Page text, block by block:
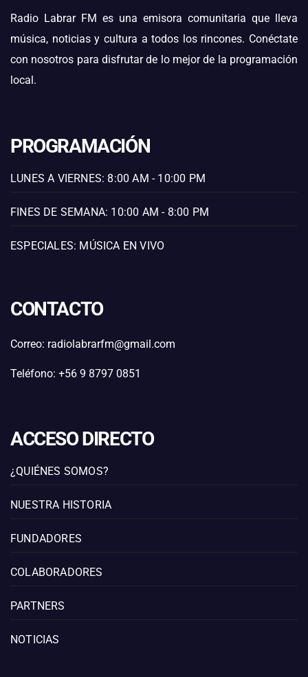
Radio Labrar FM es una emisora comunitaria que lleva
música, noticias y cultura a todos los rincones. Conéctate
con nosotros para disfrutar de lo mejor de la programación
local.
PROGRAMACIÓN
LUNES A VIERNES: 8:00 AM - 10:00 PM
FINES DE SEMANA: 10:00 AM - 8:00 PM
ESPECIALES: MÚSICA EN VIVO
CONTACTO
Correo: radiolabrarfm@gmail.com
Teléfono: +56 9 8797 0851
ACCESO DIRECTO
¿QUIÉNES SOMOS?
NUESTRA HISTORIA
FUNDADORES
COLABORADORES
PARTNERS
NOTICIAS